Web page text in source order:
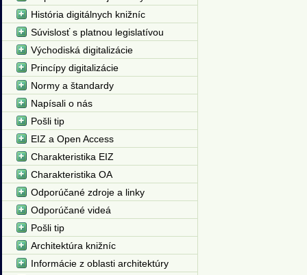
História digitálnych knižníc
Súvislosť s platnou legislatívou
Východiská digitalizácie
Princípy digitalizácie
Normy a štandardy
Napísali o nás
Pošli tip
EIZ a Open Access
Charakteristika EIZ
Charakteristika OA
Odporúčané zdroje a linky
Odporúčané videá
Pošli tip
Architektúra knižníc
Informácie z oblasti architektúry